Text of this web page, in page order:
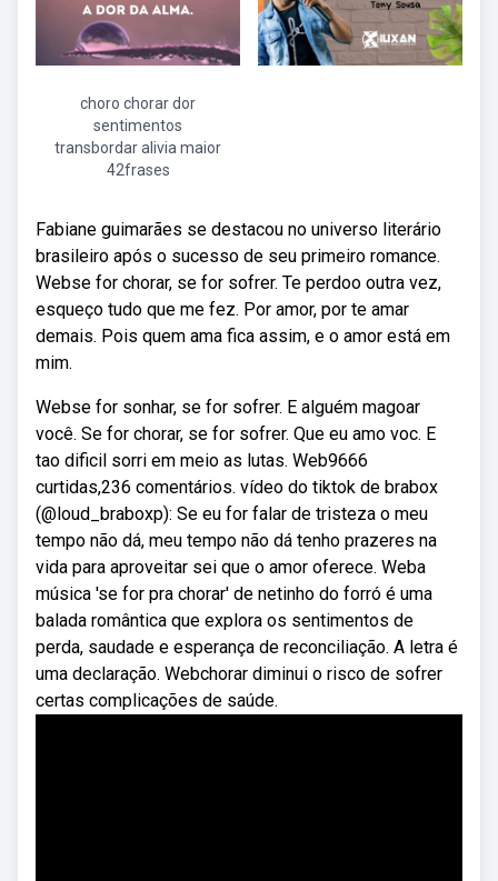
choro chorar dor
sentimentos
transbordar alivia maior
42frases
Fabiane guimarães se destacou no universo literário
brasileiro após o sucesso de seu primeiro romance.
Webse for chorar, se for sofrer. Te perdoo outra vez,
esqueço tudo que me fez. Por amor, por te amar
demais. Pois quem ama fica assim, e o amor está em
mim.
Webse for sonhar, se for sofrer. E alguém magoar
você. Se for chorar, se for sofrer. Que eu amo voc. E
tao dificil sorri em meio as lutas. Web9666
curtidas,236 comentários. vídeo do tiktok de brabox
(@loud_braboxp): Se eu for falar de tristeza o meu
tempo não dá, meu tempo não dá tenho prazeres na
vida para aproveitar sei que o amor oferece. Weba
música 'se for pra chorar' de netinho do forró é uma
balada romântica que explora os sentimentos de
perda, saudade e esperança de reconciliação. A letra é
uma declaração. Webchorar diminui o risco de sofrer
certas complicações de saúde.